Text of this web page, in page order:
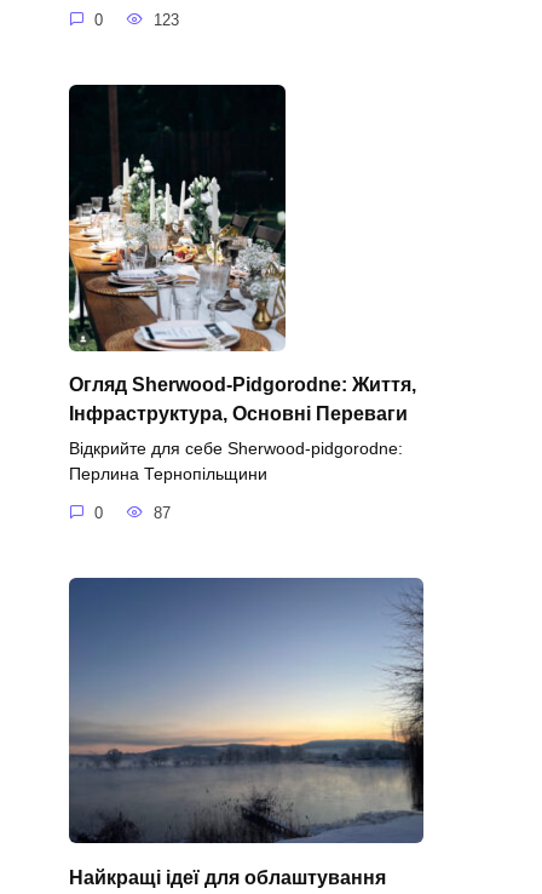
0 123
Огляд Sherwood-Pidgorodne: Життя,
Інфраструктура, Основні Переваги
Відкрийте для себе Sherwood-pidgorodne:
Перлина Тернопільщини
0 87
Найкращі ідеї для облаштування